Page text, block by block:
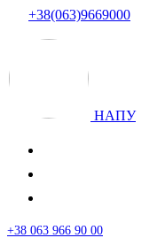
+38(063)9669000
НАПУ
+38 063 966 90 00